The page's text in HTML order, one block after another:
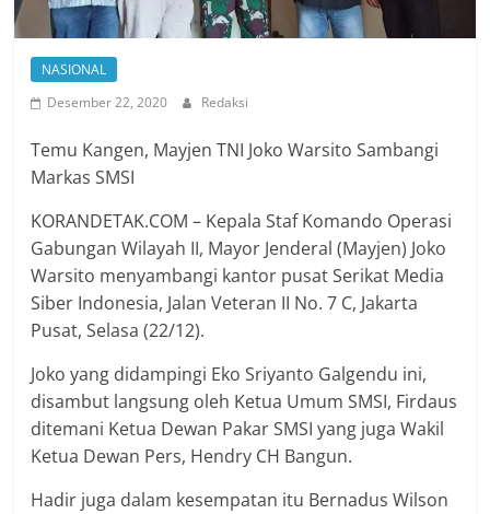
NASIONAL
Desember 22, 2020
Redaksi
Temu Kangen, Mayjen TNI Joko Warsito Sambangi
Markas SMSI
KORANDETAK.COM – Kepala Staf Komando Operasi
Gabungan Wilayah II, Mayor Jenderal (Mayjen) Joko
Warsito menyambangi kantor pusat Serikat Media
Siber Indonesia, Jalan Veteran II No. 7 C, Jakarta
Pusat, Selasa (22/12).
Joko yang didampingi Eko Sriyanto Galgendu ini,
disambut langsung oleh Ketua Umum SMSI, Firdaus
ditemani Ketua Dewan Pakar SMSI yang juga Wakil
Ketua Dewan Pers, Hendry CH Bangun.
Hadir juga dalam kesempatan itu Bernadus Wilson